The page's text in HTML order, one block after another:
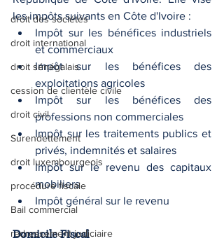
droit des sociétés
droit international
droit sénégalais
cession de clientèle civile
droit civil
Surendettement
droit luxembourgeois
procédure fiscale
Bail commercial
redressement judiciaire
les impôts suivants en Côte d'Ivoire :
Impôt sur les bénéfices industriels
et commerciaux
Impôt sur les bénéfices des
exploitations agricoles
Impôt sur les bénéfices des
professions non commerciales
Impôt sur les traitements publics et
privés, indemnités et salaires
Impôt sur le revenu des capitaux
mobiliers
Impôt général sur le revenu
Domicile Fiscal